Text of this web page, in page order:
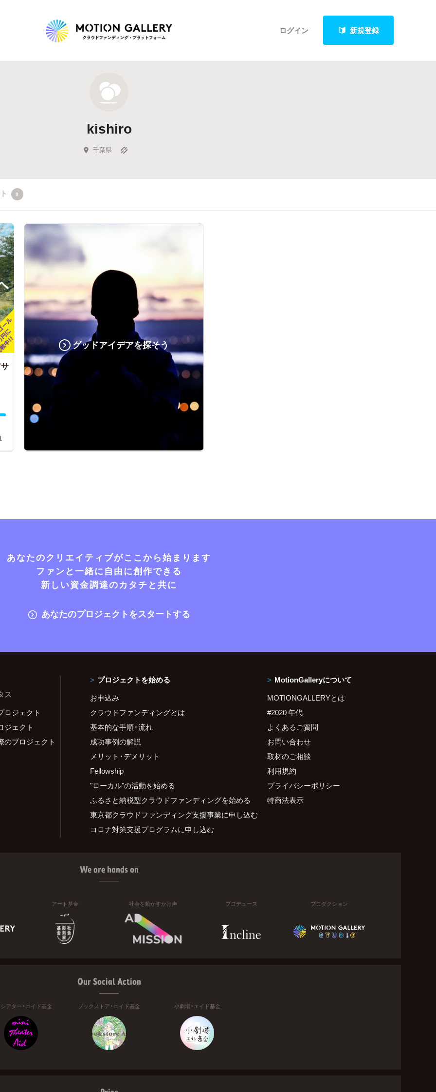
ログイン 新規登録
新着プロジェクト
Feature
キュレーターから探す
kishiro
千葉県
0
グッドアイデアを探そう
あなたのクリエイティブがここから始まります
ファンと一緒に自由に創作できる
新しい資金調達のカタチと共に
あなたのプロジェクトをスタートする
ス
ロジェクト
ジェクト
のプロジェクト
プロジェクトを始める
お申込み
クラウドファンディングとは
基本的な手順・流れ
成功事例の解説
メリット・デメリット
Fellowship
"ローカル"の活動を始める
ふるさと納税型クラウドファンディングを始める
東京都クラウドファンディング支援事業に申し込む
コロナ対策支援プログラムに申し込む
MotionGalleryについて
MOTIONGALLERYとは
#2020 年代
よくあるご質問
お問い合わせ
取材のご相談
利用規約
プライバシーポリシー
特商法表示
We are hands on
アート基金 社会を動かすかけ声 プロデュース プロダクション
Our Social Action
アター・エイド基金 ブックストア・エイド基金 小劇場・エイド基金